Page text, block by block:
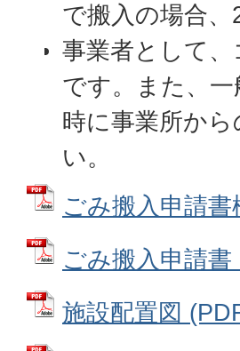
で搬入の場合
事業者として
です。また、
時に事業所か
い。
ごみ搬入申請
ごみ搬入申請
施設配置図